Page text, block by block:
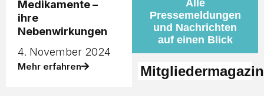
Medikamente –
ihre
Nebenwirkungen
4. November 2024
Mehr erfahren
Alle
Pressemeldungen
und Nachrichten
auf einen Blick
Mitgliedermagazin